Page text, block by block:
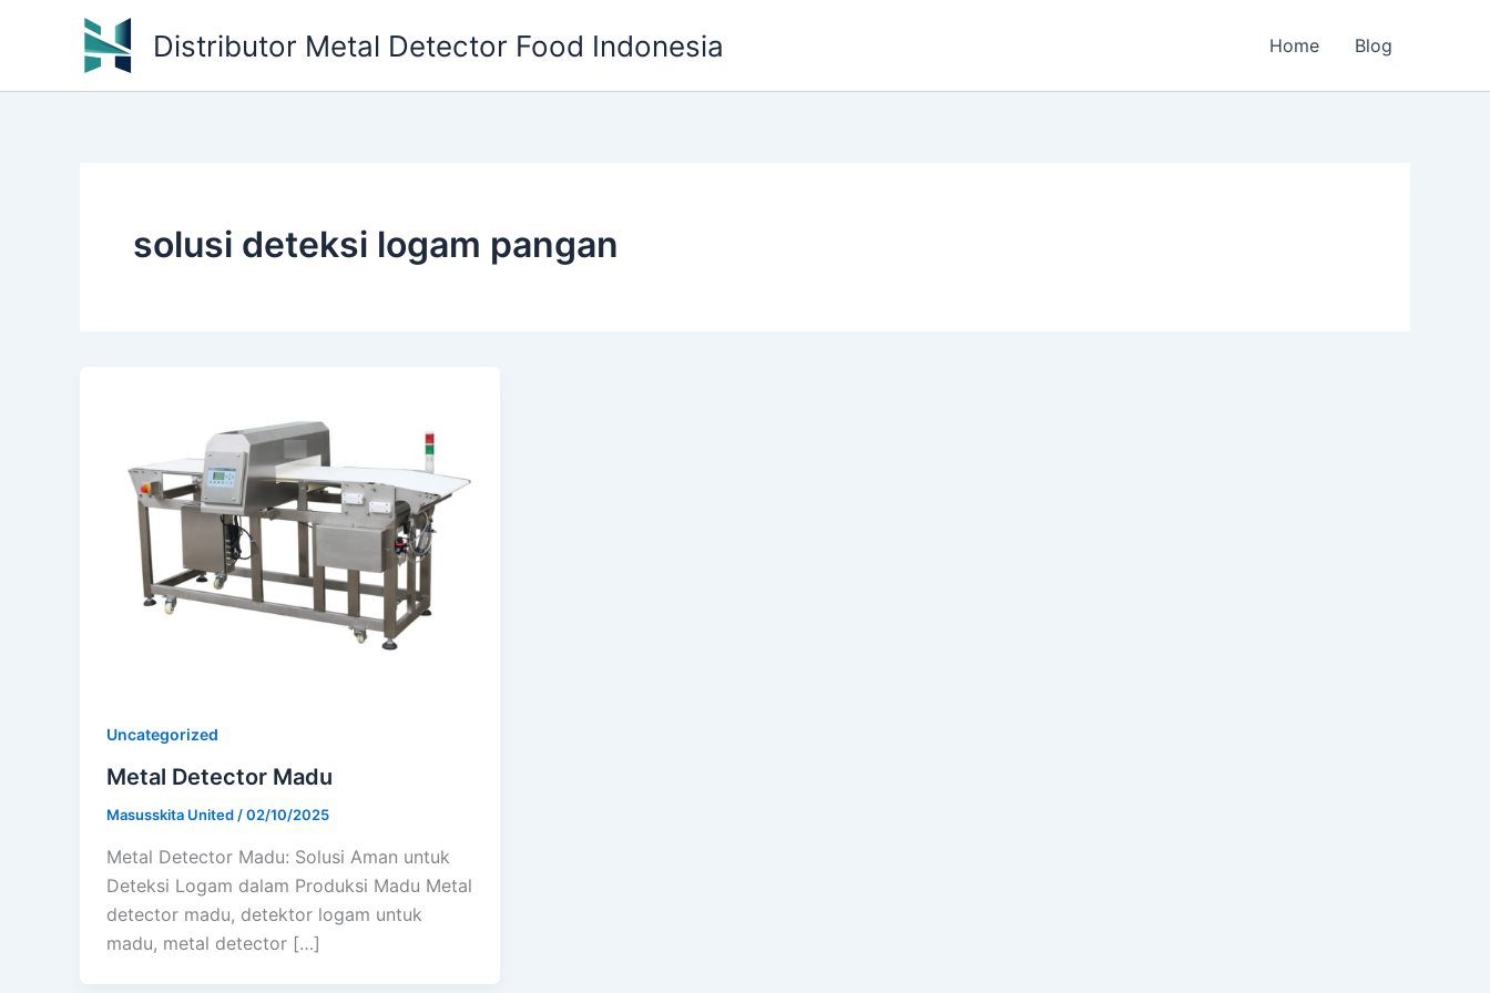
Distributor Metal Detector Food Indonesia Home Blog
solusi deteksi logam pangan
Uncategorized
Metal Detector Madu
Masusskita United /02/10/2025
Metal Detector Madu: Solusi Aman untuk
Deteksi Logam dalam Produksi Madu Metal
detector madu, detektor logam untuk
madu, metal detector […]